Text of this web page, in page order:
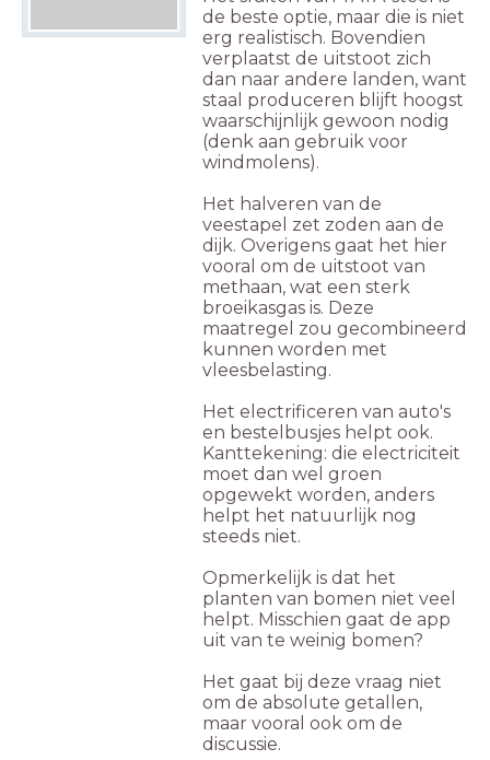
de beste optie, maar die is niet
erg realistisch. Bovendien
verplaatst de uitstoot zich
dan naar andere landen, want
staal produceren blijft hoogst
waarschijnlijk gewoon nodig
(denk aan gebruik voor
windmolens).
Het halveren van de
veestapel zet zoden aan de
dijk. Overigens gaat het hier
vooral om de uitstoot van
methaan, wat een sterk
broeikasgas is. Deze
maatregel zou gecombineerd
kunnen worden met
vleesbelasting.
Het electrificeren van auto's
en bestelbusjes helpt ook.
Kanttekening: die electriciteit
moet dan wel groen
opgewekt worden, anders
helpt het natuurlijk nog
steeds niet.
Opmerkelijk is dat het
planten van bomen niet veel
helpt. Misschien gaat de app
uit van te weinig bomen?
Het gaat bij deze vraag niet
om de absolute getallen,
maar vooral ook om de
discussie.